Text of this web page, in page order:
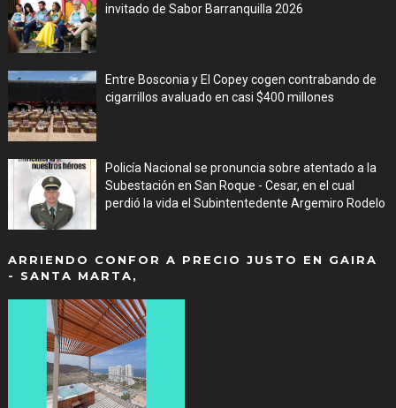
invitado de Sabor Barranquilla 2026
Entre Bosconia y El Copey cogen contrabando de
cigarrillos avaluado en casi $400 millones
Policía Nacional se pronuncia sobre atentado a la
Subestación en San Roque - Cesar, en el cual
perdió la vida el Subintentedente Argemiro Rodelo
ARRIENDO CONFOR A PRECIO JUSTO EN GAIRA
- SANTA MARTA,